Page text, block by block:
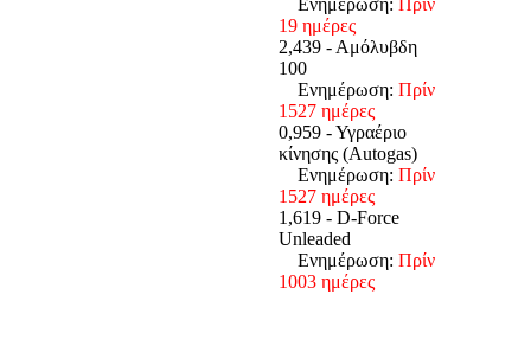
Ενημέρωση: Πρίν
19 ημέρες
2,439 - Αμόλυβδη
100
Ενημέρωση: Πρίν
1527 ημέρες
0,959 - Υγραέριο
κίνησης (Autogas)
Ενημέρωση: Πρίν
1527 ημέρες
1,619 - D-Force
Unleaded
Ενημέρωση: Πρίν
1003 ημέρες